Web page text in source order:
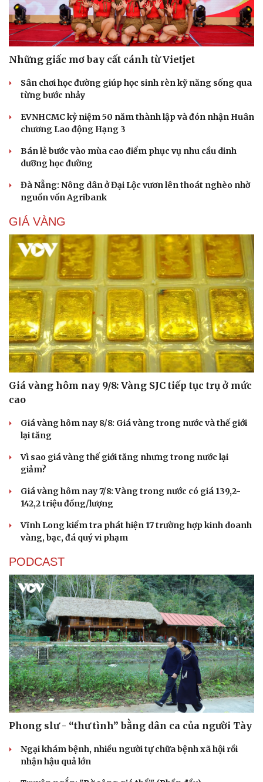
Cải chính
Những giấc mơ bay cất cánh từ Vietjet
Sân chơi học đường giúp học sinh rèn kỹ năng sống qua
từng bước nhảy
EVNHCMC kỷ niệm 50 năm thành lập và đón nhận Huân
chương Lao động Hạng 3
Bán lẻ bước vào mùa cao điểm phục vụ nhu cầu dinh
dưỡng học đường
Đà Nẵng: Nông dân ở Đại Lộc vươn lên thoát nghèo nhờ
nguồn vốn Agribank
GIÁ VÀNG
Giá vàng hôm nay 9/8: Vàng SJC tiếp tục trụ ở mức
cao
Giá vàng hôm nay 8/8: Giá vàng trong nước và thế giới
lại tăng
Vì sao giá vàng thế giới tăng nhưng trong nước lại
giảm?
Giá vàng hôm nay 7/8: Vàng trong nước có giá 139,2-
142,2 triệu đồng/lượng
Vĩnh Long kiểm tra phát hiện 17 trường hợp kinh doanh
vàng, bạc, đá quý vi phạm
PODCAST
Phong slư - “thư tình” bằng dân ca của người Tày
Ngại khám bệnh, nhiều người tự chữa bệnh xã hội rồi
nhận hậu quả lớn